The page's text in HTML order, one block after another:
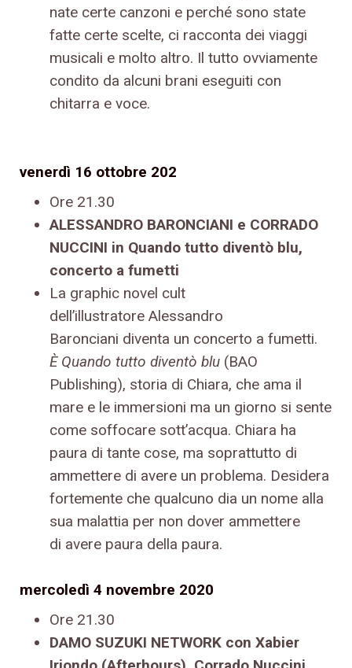
nate certe canzoni e perché sono state
fatte certe scelte, ci racconta dei viaggi
musicali e molto altro. Il tutto ovviamente
condito da alcuni brani eseguiti con
chitarra e voce.
venerdì 16 ottobre 202
Ore 21.30
ALESSANDRO BARONCIANI e CORRADO
NUCCINI in Quando tutto diventò blu,
concerto a fumetti
La graphic novel cult
dell’illustratore Alessandro
Baronciani diventa un concerto a fumetti.
È Quando tutto diventò blu (BAO
Publishing), storia di Chiara, che ama il
mare e le immersioni ma un giorno si sente
come soffocare sott’acqua. Chiara ha
paura di tante cose, ma soprattutto di
ammettere di avere un problema. Desidera
fortemente che qualcuno dia un nome alla
sua malattia per non dover ammettere
di avere paura della paura.
mercoledì 4 novembre 2020
Ore 21.30
DAMO SUZUKI NETWORK con Xabier